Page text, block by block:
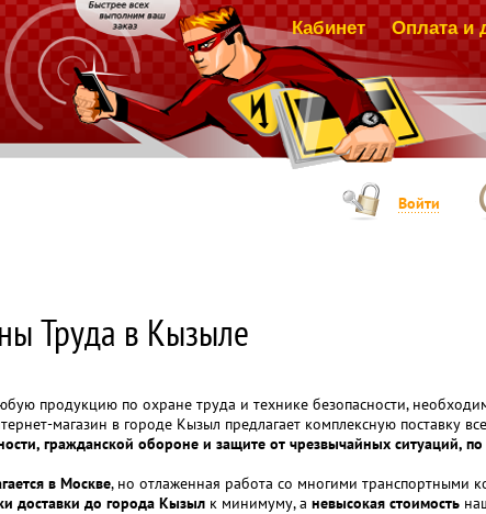
Кабинет Оплата и
Войти
Труда в Кызыле
продукцию по охране труда и технике безопасности,
магазин в городе Кызыл предлагает комплексную поставку
гражданской обороне и защите от чрезвычайных ситуаций,
в Москве, но отлаженная работа со многими транспортными
доставки до города Кызыл к минимуму, а невысокая стоимость